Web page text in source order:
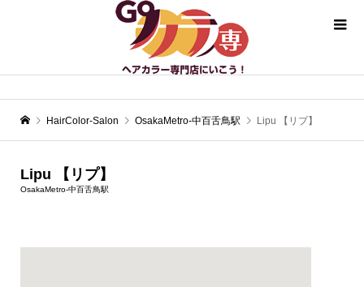
HairColor-Salon OsakaMetro-中百舌鳥駅 Lipu 【リプ】
Lipu 【リプ】
OsakaMetro-中百舌鳥駅